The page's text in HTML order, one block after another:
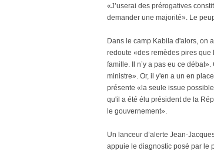
«J’userai des prérogatives
demander une majorité». Le
Dans le camp Kabila d'alors, on
redoute «des remèdes pires
famille. Il n’y a pas eu ce
ministre». Or, il y'en a un en
présente «la seule issue
qu'il a été élu président de la
le gouvernement».
Un lanceur d’alerte Jean-
appuie le diagnostic posé par le